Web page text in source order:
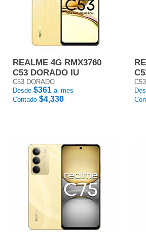
REALME 4G RMX3760
C53 DORADO IU
C53 DORADO
Desde $361 al mes
Contado $4,330